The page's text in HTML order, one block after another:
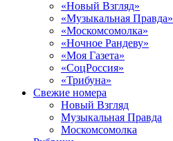
«Новый Взгляд»
«Музыкальная Правда»
«Москомсомолка»
«Ночное Рандеву»
«Моя Газета»
«СоцРоссия»
«Трибуна»
Свежие номера
Новый Взгляд
Музыкальная Правда
Москомсомолка